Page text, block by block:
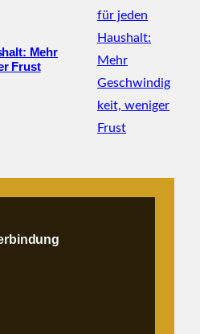
Mehr
Frust